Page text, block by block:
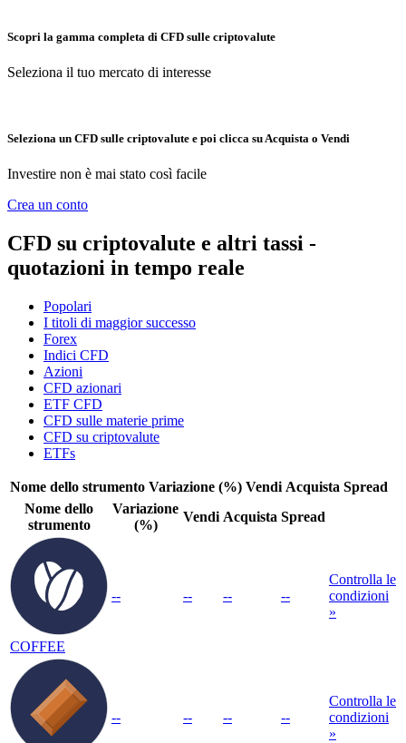
Scopri la gamma completa di CFD sulle criptovalute
Seleziona il tuo mercato di interesse
Seleziona un CFD sulle criptovalute e poi clicca su Acquista o Vendi
Investire non è mai stato così facile
Crea un conto
CFD su criptovalute e altri tassi -
quotazioni in tempo reale
Popolari
I titoli di maggior successo
Forex
Indici CFD
Azioni
CFD azionari
ETF CFD
CFD sulle materie prime
CFD su criptovalute
ETFs
Nome dello strumento Variazione (%) Vendi Acquista Spread
Nome dello
strumento
Variazione
(%)
Vendi Acquista Spread
COFFEE
-- -- -- --
Controlla le
condizioni
»
-- -- -- --
Controlla le
condizioni
»